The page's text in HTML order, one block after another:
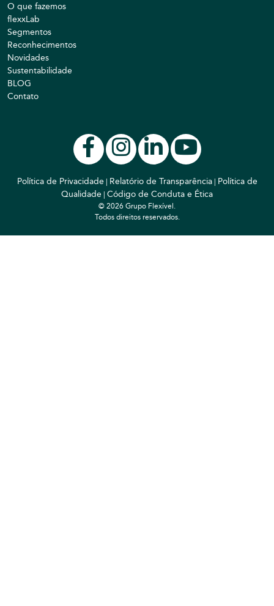
O que fazemos
flexxLab
Segmentos
Reconhecimentos
Novidades
Sustentabilidade
BLOG
Contato
© 2026 Grupo Flexível.
Todos direitos reservados.
Política de Privacidade Relatório de Transparência|
Política de
Qualidade
Código de Conduta e Ética